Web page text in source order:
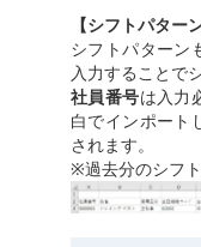
【シフトパター
シフトパターン
入力することで
社員番号は入力
白でインポート
されます。
※過去分のシフ